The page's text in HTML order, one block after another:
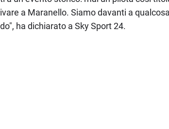
a Maranello. Siamo davanti a
ha dichiarato a Sky Sport 24.